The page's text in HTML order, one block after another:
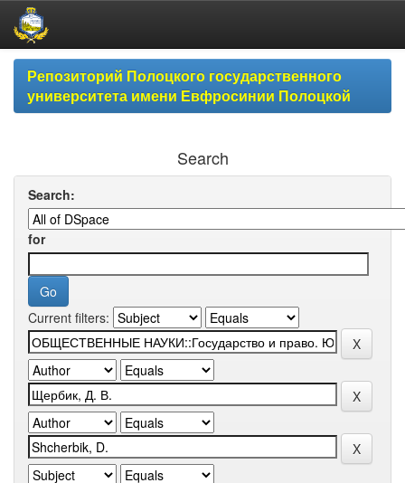
Skip
navigationРепозиторий Полоцкого государственного
университета имени Евфросинии Полоцкой
Search
Search:
for
Current filters: